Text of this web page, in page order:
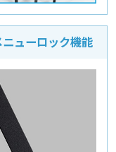
ューロック機能